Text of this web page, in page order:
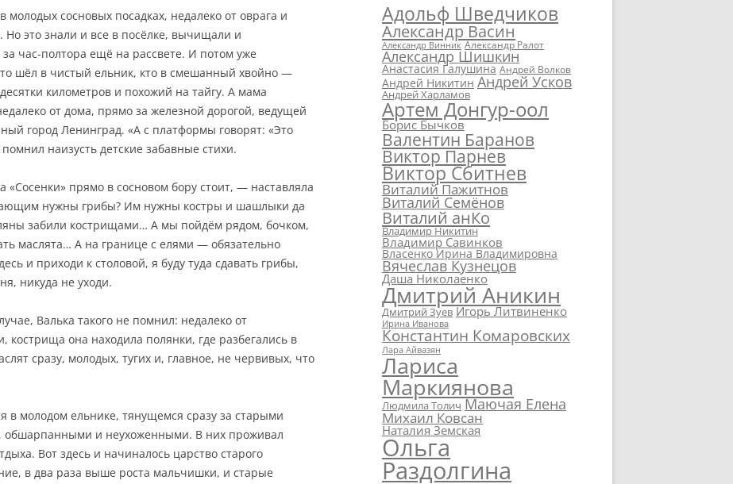
молодых сосновых посадках, недалеко от оврага и
это знали и все в посёлке, вычищали и
час-полтора ещё на рассвете. И потом уже
шёл в чистый ельник, кто в смешанный хвойно —
километров и похожий на тайгу. А мама
от дома, прямо за железной дорогой, ведущей
город Ленинград. «А с платформы говорят: «Это
наизусть детские забавные стихи.
прямо в сосновом бору стоит, — наставляла
нужны грибы? Им нужны костры и шашлыки да
забили кострищами… А мы пойдём рядом, бочком,
маслята… А на границе с елями — обязательно
и приходи к столовой, я буду туда сдавать грибы,
никуда не уходи.
Валька такого не помнил: недалеко от
кострища она находила полянки, где разбегались в
сразу, молодых, тугих и, главное, не червивых, что
в молодом ельнике, тянущемся сразу за старыми
и неухоженными. В них проживал
Вот здесь и начиналось царство старого
в два раза выше роста мальчишки, и старые
Адольф Шведчиков
Александр Васин
Александр Винник Александр Ралот
Александр Шишкин
Анастасия Галушина Андрей Волков
Андрей Никитин Андрей Усков
Андрей Харламов
Артем Донгур-оол
Борис Бычков
Валентин Баранов
Виктор Парнев
Виктор Сбитнев
Виталий Пажитнов
Виталий Семёнов
Виталий анКо
Владимир Никитин
Владимир Савинков
Власенко Ирина Владимировна
Вячеслав Кузнецов
Даша Николаенко
Дмитрий Аникин
Дмитрий Зуев Игорь Литвиненко
Ирина Иванова
Константин Комаровских
Лара Айвазян
Лариса
Маркиянова
Людмила Толич Маючая Елена
Михаил Ковсан
Наталия Земская
Ольга
Раздолгина